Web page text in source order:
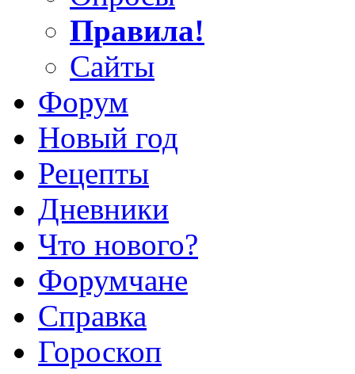
Правила!
Сайты
Форум
Новый год
Рецепты
Дневники
Что нового?
Форумчане
Справка
Гороскоп